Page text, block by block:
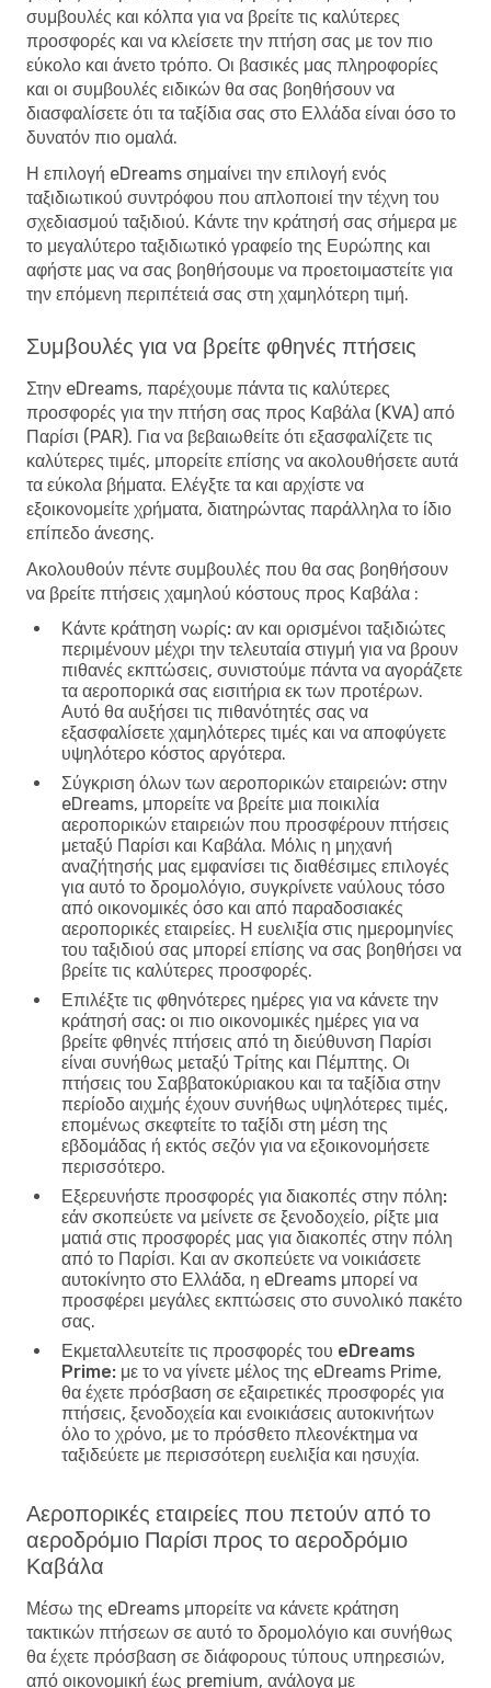
συμβουλές και κόλπα για να βρείτε τις καλύτερες
προσφορές και να κλείσετε την πτήση σας με τον πιο
εύκολο και άνετο τρόπο. Οι βασικές μας πληροφορίες
και οι συμβουλές ειδικών θα σας βοηθήσουν να
διασφαλίσετε ότι τα ταξίδια σας στο Ελλάδα είναι όσο το
δυνατόν πιο ομαλά.
Η επιλογή eDreams σημαίνει την επιλογή ενός
ταξιδιωτικού συντρόφου που απλοποιεί την τέχνη του
σχεδιασμού ταξιδιού. Κάντε την κράτησή σας σήμερα με
το μεγαλύτερο ταξιδιωτικό γραφείο της Ευρώπης και
αφήστε μας να σας βοηθήσουμε να προετοιμαστείτε για
την επόμενη περιπέτειά σας στη χαμηλότερη τιμή.
Συμβουλές για να βρείτε φθηνές πτήσεις
Στην eDreams, παρέχουμε πάντα τις καλύτερες
προσφορές για την πτήση σας προς Καβάλα (KVA) από
Παρίσι (PAR). Για να βεβαιωθείτε ότι εξασφαλίζετε τις
καλύτερες τιμές, μπορείτε επίσης να ακολουθήσετε αυτά
τα εύκολα βήματα. Ελέγξτε τα και αρχίστε να
εξοικονομείτε χρήματα, διατηρώντας παράλληλα το ίδιο
επίπεδο άνεσης.
Ακολουθούν πέντε συμβουλές που θα σας βοηθήσουν
να βρείτε πτήσεις χαμηλού κόστους προς Καβάλα :
Κάντε κράτηση νωρίς: αν και ορισμένοι ταξιδιώτες
περιμένουν μέχρι την τελευταία στιγμή για να βρουν
πιθανές εκπτώσεις, συνιστούμε πάντα να αγοράζετε
τα αεροπορικά σας εισιτήρια εκ των προτέρων.
Αυτό θα αυξήσει τις πιθανότητές σας να
εξασφαλίσετε χαμηλότερες τιμές και να αποφύγετε
υψηλότερο κόστος αργότερα.
Σύγκριση όλων των αεροπορικών εταιρειών: στην
eDreams, μπορείτε να βρείτε μια ποικιλία
αεροπορικών εταιρειών που προσφέρουν πτήσεις
μεταξύ Παρίσι και Καβάλα. Μόλις η μηχανή
αναζήτησής μας εμφανίσει τις διαθέσιμες επιλογές
για αυτό το δρομολόγιο, συγκρίνετε ναύλους τόσο
από οικονομικές όσο και από παραδοσιακές
αεροπορικές εταιρείες. Η ευελιξία στις ημερομηνίες
του ταξιδιού σας μπορεί επίσης να σας βοηθήσει να
βρείτε τις καλύτερες προσφορές.
Επιλέξτε τις φθηνότερες ημέρες για να κάνετε την
κράτησή σας: οι πιο οικονομικές ημέρες για να
βρείτε φθηνές πτήσεις από τη διεύθυνση Παρίσι
είναι συνήθως μεταξύ Τρίτης και Πέμπτης. Οι
πτήσεις του Σαββατοκύριακου και τα ταξίδια στην
περίοδο αιχμής έχουν συνήθως υψηλότερες τιμές,
επομένως σκεφτείτε το ταξίδι στη μέση της
εβδομάδας ή εκτός σεζόν για να εξοικονομήσετε
περισσότερο.
Εξερευνήστε προσφορές για διακοπές στην πόλη:
εάν σκοπεύετε να μείνετε σε ξενοδοχείο, ρίξτε μια
ματιά στις προσφορές μας για διακοπές στην πόλη
από το Παρίσι. Και αν σκοπεύετε να νοικιάσετε
αυτοκίνητο στο Ελλάδα, η eDreams μπορεί να
προσφέρει μεγάλες εκπτώσεις στο συνολικό πακέτο
σας.
Εκμεταλλευτείτε τις προσφορές του eDreams
Prime: με το να γίνετε μέλος της eDreams Prime,
θα έχετε πρόσβαση σε εξαιρετικές προσφορές για
πτήσεις, ξενοδοχεία και ενοικιάσεις αυτοκινήτων
όλο το χρόνο, με το πρόσθετο πλεονέκτημα να
ταξιδεύετε με περισσότερη ευελιξία και ησυχία.
Αεροπορικές εταιρείες που πετούν από το
αεροδρόμιο Παρίσι προς το αεροδρόμιο
Καβάλα
Μέσω της eDreams μπορείτε να κάνετε κράτηση
τακτικών πτήσεων σε αυτό το δρομολόγιο και συνήθως
θα έχετε πρόσβαση σε διάφορους τύπους υπηρεσιών,
από οικονομική έως premium, ανάλογα με